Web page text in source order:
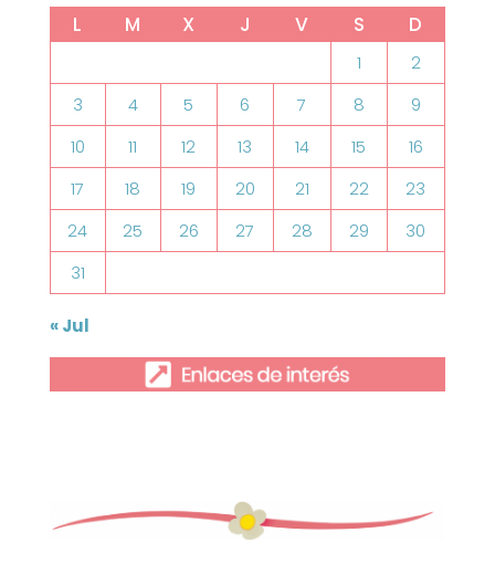
L M X J V S D
1
2
3
4 5 6 7 8
9
10
11 12 13 14 15
16
17
18 19 20 21 22
23
24
25 26 27 28 29
30
31
« Jul